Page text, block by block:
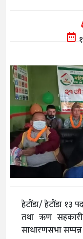
हेटौंडा/ हेटौंडा १३
तथा ऋण
साधारणसभा